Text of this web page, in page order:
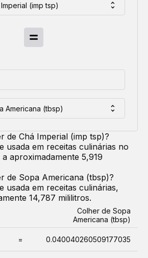
(imp tsp)
Americana (tbsp)
de Chá Imperial (imp tsp)?
usada em receitas culinárias no
aproximadamente 5,919
de Sopa Americana (tbsp)?
usada em receitas culinárias,
14,787 mililitros.
Colher de Sopa
Americana (tbsp)
= 0.040040260509177035